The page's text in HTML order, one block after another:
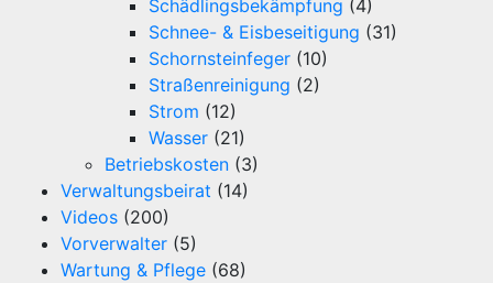
Schädlingsbekämpfung (4)
Schnee- & Eisbeseitigung (31)
Schornsteinfeger (10)
Straßenreinigung (2)
Strom (12)
Wasser (21)
Betriebskosten (3)
Verwaltungsbeirat (14)
Videos (200)
Vorverwalter (5)
Wartung & Pflege (68)